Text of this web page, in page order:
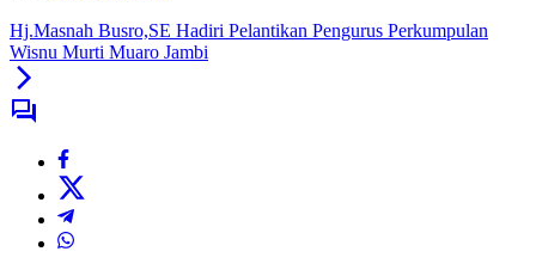
Hj.Masnah Busro,SE Hadiri Pelantikan Pengurus Perkumpulan
Wisnu Murti Muaro Jambi